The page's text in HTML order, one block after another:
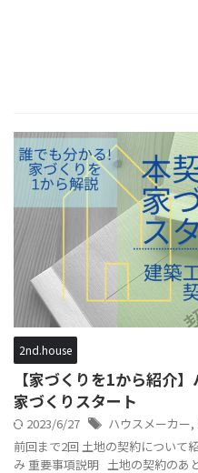
2nd.house
【家づくりを1から紹介
家づくりスタート
2023/6/27 ハウスメーカー,
前回まで2回 土地の契約について
み 重要事項説明 土地の契約のあ